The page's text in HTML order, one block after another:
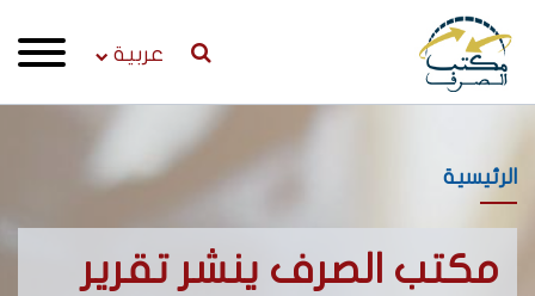
عربية
الرئيسية
مكتب الصرف ينشر تقرير